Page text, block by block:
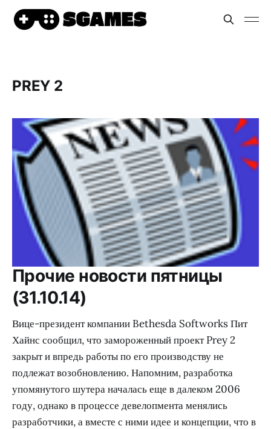
PREY 2
Прочие новости пятницы
(31.10.14)
Вице-президент компании Bethesda Softworks Пит
Хайнс сообщил, что замороженный проект Prey 2
закрыт и впредь работы по его производству не
подлежат возобновлению. Напомним, разработка
упомянутого шутера началась еще в далеком 2006
году, однако в процессе девелопмента менялись
разработчики, а вместе с ними идее и концепции, что в